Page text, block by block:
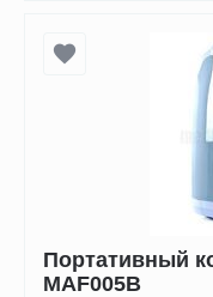
Портативный
MAF005B